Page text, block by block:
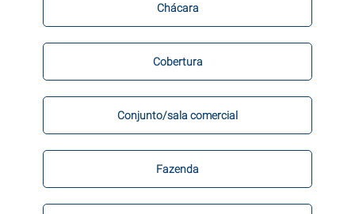
Chácara
Cobertura
Conjunto/sala comercial
Fazenda